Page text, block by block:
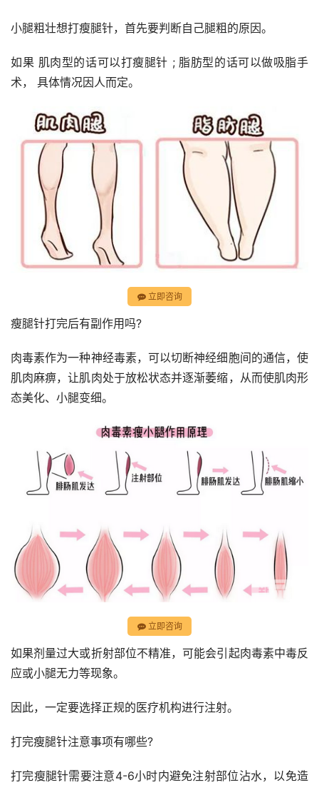
小腿粗壮想打瘦腿针，首先要判断自己腿粗的原因。
如果 肌肉型的话可以打瘦腿针 ; 脂肪型的话可以做吸脂手
术， 具体情况因人而定。
立即咨询
瘦腿针打完后有副作用吗?
肉毒素作为一种神经毒素，可以切断神经细胞间的通信，使
肌肉麻痹，让肌肉处于放松状态并逐渐萎缩，从而使肌肉形
态美化、小腿变细。
立即咨询
如果剂量过大或折射部位不精准，可能会引起肉毒素中毒反
应或小腿无力等现象。
因此，一定要选择正规的医疗机构进行注射。
打完瘦腿针注意事项有哪些?
打完瘦腿针需要注意4-6小时内避免注射部位沾水，以免造